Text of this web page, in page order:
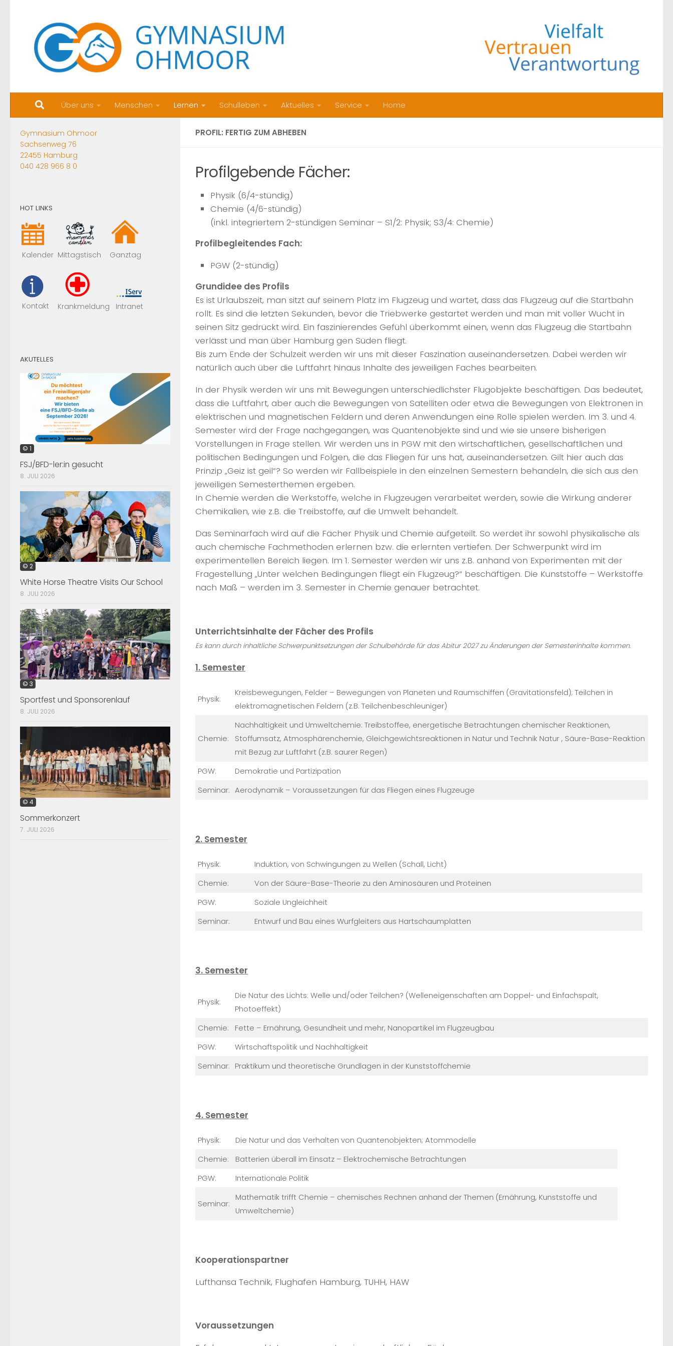
Über uns Menschen Lernen Schulleben Aktuelles Service Home
PROFIL: FERTIG ZUM ABHEBEN
Profilgebende Fächer:
Physik (6/4-stündig)
Chemie (4/6-stündig)
(inkl. integriertem 2-stündigen Seminar – S1/2: Physik; S3/4: Chemie)
Profilbegleitendes Fach:
PGW (2-stündig)
Grundidee des Profils
Es ist Urlaubszeit, man sitzt auf seinem Platz im Flugzeug und wartet, dass das Flugzeug auf die Startbahn
rollt. Es sind die letzten Sekunden, bevor die Triebwerke gestartet werden und man mit voller Wucht in
seinen Sitz gedrückt wird. Ein faszinierendes Gefühl überkommt einen, wenn das Flugzeug die Startbahn
verlässt und man über Hamburg gen Süden fliegt.
Bis zum Ende der Schulzeit werden wir uns mit dieser Faszination auseinandersetzen. Dabei werden wir
natürlich auch über die Luftfahrt hinaus Inhalte des jeweiligen Faches bearbeiten.
In der Physik werden wir uns mit Bewegungen unterschiedlichster Flugobjekte beschäftigen. Das bedeutet,
dass die Luftfahrt, aber auch die Bewegungen von Satelliten oder etwa die Bewegungen von Elektronen in
elektrischen und magnetischen Feldern und deren Anwendungen eine Rolle spielen werden. Im 3. und 4.
Semester wird der Frage nachgegangen, was Quantenobjekte sind und wie sie unsere bisherigen
Vorstellungen in Frage stellen. Wir werden uns in PGW mit den wirtschaftlichen, gesellschaftlichen und
politischen Bedingungen und Folgen, die das Fliegen für uns hat, auseinandersetzen. Gilt hier auch das
Prinzip „Geiz ist geil“? So werden wir Fallbeispiele in den einzelnen Semestern behandeln, die sich aus den
jeweiligen Semesterthemen ergeben.
In Chemie werden die Werkstoffe, welche in Flugzeugen verarbeitet werden, sowie die Wirkung anderer
Chemikalien, wie z.B. die Treibstoffe, auf die Umwelt behandelt.
Das Seminarfach wird auf die Fächer Physik und Chemie aufgeteilt. So werdet ihr sowohl physikalische als
auch chemische Fachmethoden erlernen bzw. die erlernten vertiefen. Der Schwerpunkt wird im
experimentellen Bereich liegen. Im 1. Semester werden wir uns z.B. anhand von Experimenten mit der
Fragestellung „Unter welchen Bedingungen fliegt ein Flugzeug?“ beschäftigen. Die Kunststoffe – Werkstoffe
nach Maß – werden im 3. Semester in Chemie genauer betrachtet.
Unterrichtsinhalte der Fächer des Profils
Es kann durch inhaltliche Schwerpunktsetzungen der Schulbehörde für das Abitur 2027 zu Änderungen der Semesterinhalte kommen.
1. Semester
Physik:
Kreisbewegungen, Felder – Bewegungen von Planeten und Raumschiffen (Gravitationsfeld); Teilchen in
elektromagnetischen Feldern (z.B. Teilchenbeschleuniger)
Chemie:
Nachhaltigkeit und Umweltchemie: Treibstoffee, energetische Betrachtungen chemischer Reaktionen,
Stoffumsatz, Atmosphärenchemie, Gleichgewichtsreaktionen in Natur und Technik Natur , Säure-Base-Reaktion
mit Bezug zur Luftfahrt (z.B. saurer Regen)
PGW:
Demokratie und Partizipation
Seminar: Aerodynamik – Voraussetzungen für das Fliegen eines Flugzeuge
2. Semester
Physik:
Induktion, von Schwingungen zu Wellen (Schall, Licht)
Chemie:
Von der Säure-Base-Theorie zu den Aminosäuren und Proteinen
PGW:
Soziale Ungleichheit
Seminar:
Entwurf und Bau eines Wurfgleiters aus Hartschaumplatten
3. Semester
Physik:
Die Natur des Lichts: Welle und/oder Teilchen? (Welleneigenschaften am Doppel- und Einfachspalt,
Photoeffekt)
Chemie:
Fette – Ernährung, Gesundheit und mehr, Nanopartikel im Flugzeugbau
PGW:
Wirtschaftspolitik und Nachhaltigkeit
Seminar: Praktikum und theoretische Grundlagen in der Kunststoffchemie
4. Semester
Physik:
Die Natur und das Verhalten von Quantenobjekten; Atommodelle
Chemie:
Batterien überall im Einsatz – Elektrochemische Betrachtungen
PGW:
Internationale Politik
Seminar:
Mathematik trifft Chemie – chemisches Rechnen anhand der Themen (Ernährung, Kunststoffe und
Umweltchemie)
Kooperationspartner
Lufthansa Technik, Flughafen Hamburg, TUHH, HAW
Voraussetzungen
Gymnasium Ohmoor
Sachsenweg 76
22455 Hamburg
040 428 966 8 0
HOT LINKS
Kalender Mittagstisch Ganztag
Kontakt Krankmeldung Intranet
AKUTELLES
© 1
FSJ/BFD-ler:in gesucht
8. JULI 2026
© 2
White Horse Theatre Visits Our School
8. JULI 2026
© 3
Sportfest und Sponsorenlauf
8. JULI 2026
© 4
Sommerkonzert
7. JULI 2026